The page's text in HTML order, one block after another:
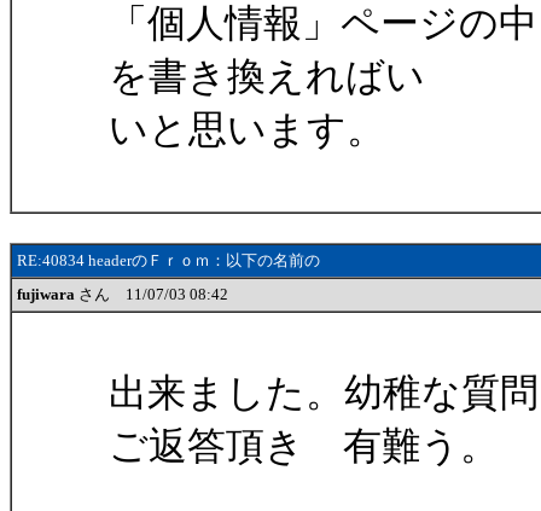
「個人情報」ページの
を書き換えればい
いと思います。
RE:40834 headerのＦｒｏｍ：以下の名前の
fujiwara さん 11/07/03 08:42
出来ました。幼稚な質
ご返答頂き 有難う。